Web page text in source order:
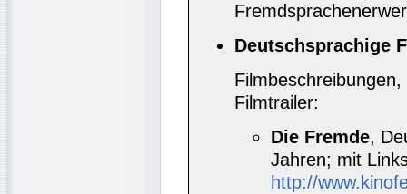
Deutschsprachige
Filmtrailer:
Die Fremde,
Jahren; mit
http://